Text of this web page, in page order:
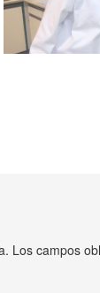
Los campos